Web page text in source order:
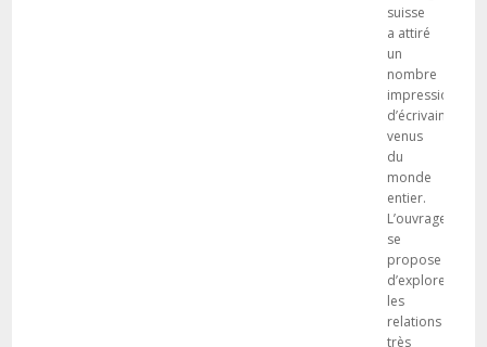
suisse
a attiré
un
nombre
impressionnant
d’écrivains
venus
du
monde
entier.
L’ouvrage
se
propose
d’explorer
les
relations
très